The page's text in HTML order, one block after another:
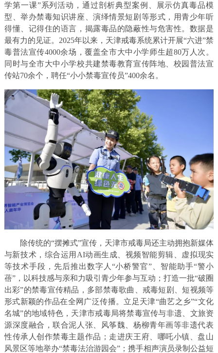
学第一课”系列活动，通过剖析典型案例、展示仿真毒品模
型、举办禁毒知识讲座、演绎情景短剧等形式，用青少年听
得懂、记得住的语言，揭露毒品的隐蔽性与危害性。数据是
最有力的见证。2025年以来，天津戒毒系统累计开展“六进”禁
毒普法宣传4000余场，覆盖全市大中小学师生超80万人次。
同时与全市大中小学校共建禁毒教育宣传阵地、校园普法宣
传站70余个，聘任“小小禁毒宣传员”400余名。
除传统的“摆摊式”宣传，天津市戒毒局还主动拥抱新媒体
与新技术，综合运用AI动画生成、视频智能剪辑、虚拟现实
等技术手段，先后推出数字人“小桥警官”、智能助手“警小
蓓”，以科技感与亲和力吸引青少年参与互动；打造一批“破圈
出彩”的禁毒宣传精品，多部禁毒歌曲、戒毒短剧、短视频等
形式新颖的作品在全网广泛传播。立足天津“曲艺之乡”“文化
名城”的地域特色，天津市戒毒局将禁毒宣传与非遗、文旅资
源深度融合，联合泥人张、风筝魏、杨柳青年画等非遗代表
性传承人创作禁毒主题作品；走进庆王府、哪吒小镇、盘山
风景区等地举办“禁毒法治游园会”；携手相声演员录制公益短